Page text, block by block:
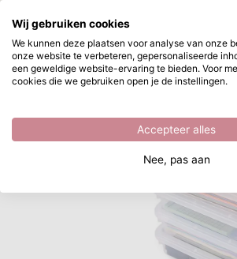
Ga naar hoofdinhoud
Direct uit voorraad
/ Vaessen Creative / Vaessen Creative •
Waar ben je naar op zoek?
Wij gebruiken cookies
We kunnen deze plaatsen voor analyse van onze
onze website te verbeteren, gepersonaliseerde
een geweldige website-ervaring te bieden. Voor
cookies die we gebruiken open je de instellingen.
Accepteer alles
Nee, pas aan